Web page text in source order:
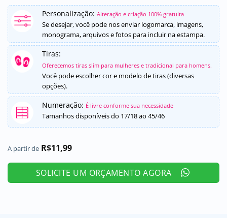
Avaliado
como
5, com
baseado em
3
avaliações
de clientes
Personalização: Alteração e criação 100% gratuita
Se desejar, você pode nos enviar logomarca, imagens,
monograma, arquivos e fotos para incluir na estampa.
Tiras:
Oferecemos tiras slim para mulheres e tradicional para homens.
Você pode escolher cor e modelo de tiras (diversas
opções).
Numeração: É livre conforme sua necessidade
Tamanhos disponíveis do 17/18 ao 45/46
A partir de R$11,99
SOLICITE UM ORÇAMENTO AGORA